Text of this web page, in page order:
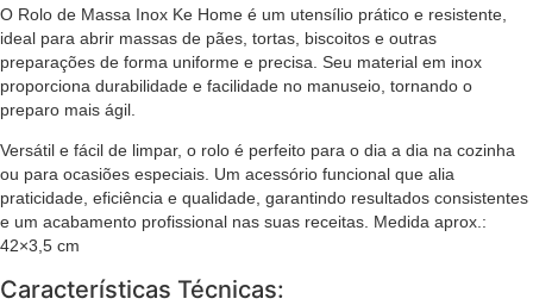
O Rolo de Massa Inox Ke Home é um utensílio prático e resistente,
ideal para abrir massas de pães, tortas, biscoitos e outras
preparações de forma uniforme e precisa. Seu material em inox
proporciona durabilidade e facilidade no manuseio, tornando o
preparo mais ágil.
Versátil e fácil de limpar, o rolo é perfeito para o dia a dia na cozinha
ou para ocasiões especiais. Um acessório funcional que alia
praticidade, eficiência e qualidade, garantindo resultados consistentes
e um acabamento profissional nas suas receitas. Medida aprox.:
42×3,5 cm
Características Técnicas: